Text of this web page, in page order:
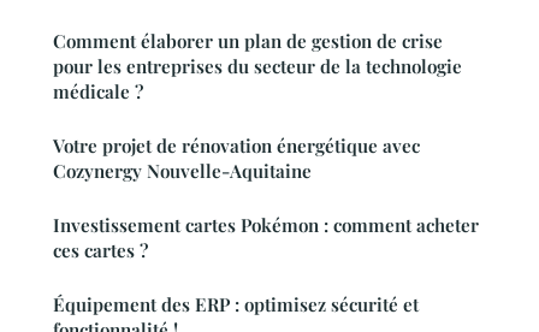
Comment élaborer un plan de gestion de crise
pour les entreprises du secteur de la technologie
médicale ?
Votre projet de rénovation énergétique avec
Cozynergy Nouvelle-Aquitaine
Investissement cartes Pokémon : comment acheter
ces cartes ?
Équipement des ERP : optimisez sécurité et